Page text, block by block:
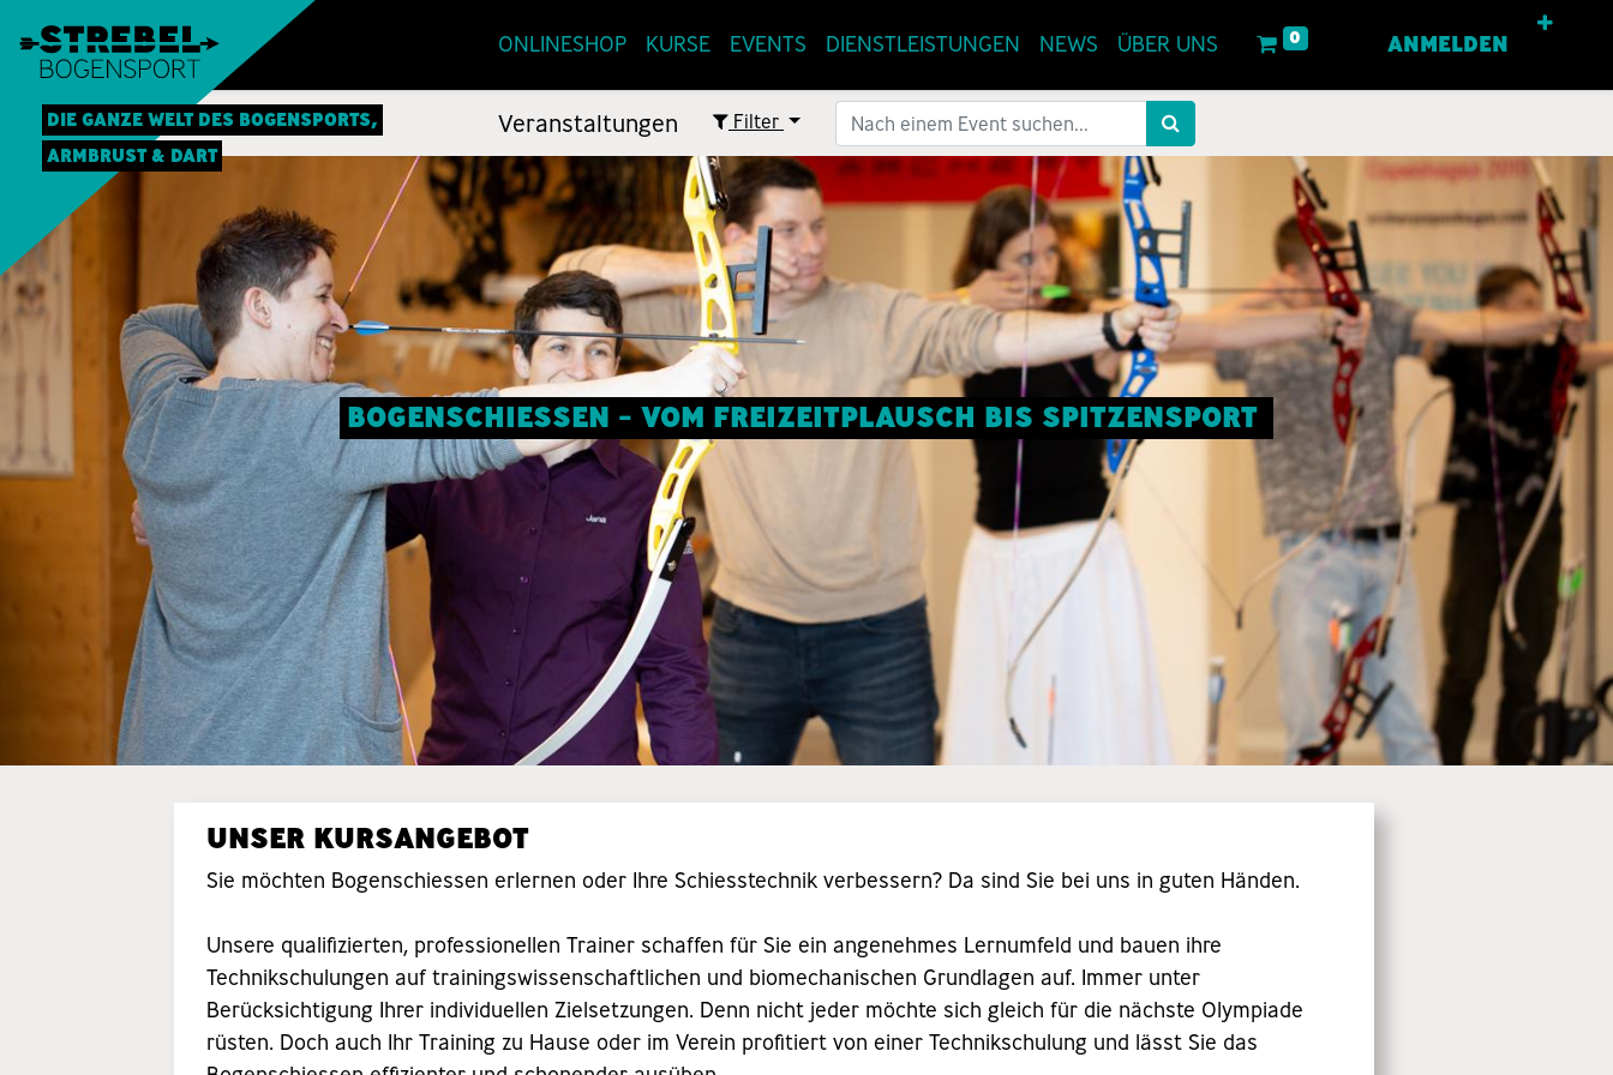
DIE GANZE WELT DES BOGENSPORTS,
ARMBRUST & DART
ONLINESHOP KURSE EVENTS DIENSTLEISTUNGEN NEWS ÜBER UNS 0 ANMELDEN
Veranstaltungen Filter
BOGENSCHIESSEN - VOM FREIZEITPLAUSCH BIS SPITZENSPORT
UNSER KURSANGEBOT
Sie möchten Bogenschiessen erlernen oder Ihre Schiesstechnik verbessern? Da sind Sie bei uns in guten Händen.
Unsere qualifizierten, professionellen Trainer schaffen für Sie ein angenehmes Lernumfeld und bauen ihre
Technikschulungen auf trainingswissenschaftlichen und biomechanischen Grundlagen auf. Immer unter
Berücksichtigung Ihrer individuellen Zielsetzungen. Denn nicht jeder möchte sich gleich für die nächste Olympiade
rüsten. Doch auch Ihr Training zu Hause oder im Verein profitiert von einer Technikschulung und lässt Sie das